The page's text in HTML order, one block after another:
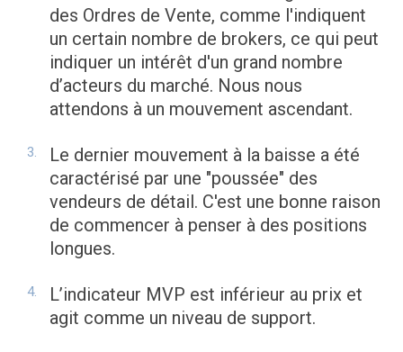
des Ordres de Vente, comme l'indiquent
un certain nombre de brokers, ce qui peut
indiquer un intérêt d'un grand nombre
d’acteurs du marché. Nous nous
attendons à un mouvement ascendant.
Le dernier mouvement à la baisse a été
caractérisé par une "poussée" des
vendeurs de détail. C'est une bonne raison
de commencer à penser à des positions
longues.
L’indicateur MVP est inférieur au prix et
agit comme un niveau de support.